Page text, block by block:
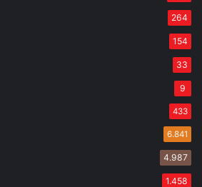
264
154
33
9
433
6.841
4.987
1.458